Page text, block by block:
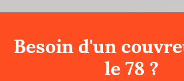
Besoin d'un
le 78 ?